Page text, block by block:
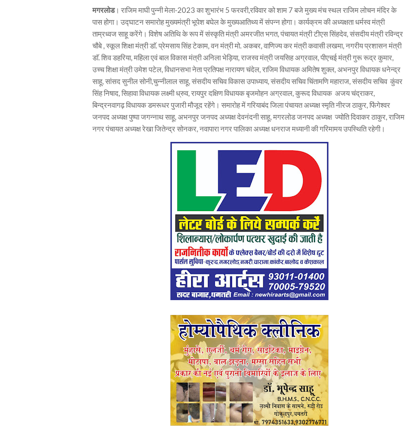
मगरलोड। राजिम माघी पुन्नी मेला-2023 का शुभारंभ 5 फरवरी,रविवार को शाम 7 बजे मुख्य मंच स्थल राजिम लोचन मंदिर के
पास होगा। उद्घाटन समारोह मुख्यमंत्री भूपेश बघेल के मुख्यआतिथ्य में संपन्न होगा। कार्यक्रम की अध्यक्षता धर्मस्व मंत्री
ताम्रध्वज साहू करेंगे। विशेष अतिथि के रूप में संस्कृति मंत्री अमरजीत भगत, पंचायत मंत्री टीएस सिंहदेव, संसदीय मंत्री रविन्द्र
चौबे , स्कूल शिक्षा मंत्री डाॅ. प्रेमसाय सिंह टेकाम, वन मंत्री मो. अकबर, वाणिज्य कर मंत्री कवासी लखमा, नगरीय प्रशासन मंत्री
डाॅ. शिव डहरिया, महिला एवं बाल विकास मंत्री अनिला भेड़िया, राजस्व मंत्री जयसिह अग्रवाल, पीएचई मंत्री गुरू रूद्र कुमार,
उच्च शिक्षा मंत्री उमेश पटेल, विधानसभा नेता प्रतिपक्ष नारायण चंदेल, राजिम विधायक अमितेष शुक्ल, अभनपुर विधायक धनेन्द्र
साहू, सांसद सुनील सोनी,चुन्नीलाल साहू, संसदीय सचिव विकास उपाध्याय, संसदीय सचिव चिंतामणि महाराज, संसदीय सचिव कुंवर
सिंह निषाद, सिहावा विधायक लक्ष्मी ध्रुव, रायपुर दक्षिण विधायक बृजमोहन अग्रवाल, कुरूद विधायक अजय चंद्राकर,
बिन्द्रनवागढ़ विधायक डमरूधर पुजारी मौजूद रहेंगे। समारोह में गरियाबंद जिला पंचायत अध्यक्ष स्मृति नीरज ठाकुर, फिंगेश्वर
जनपद अध्यक्ष पुष्पा जगन्नाथ साहू, अभनपुर जनपद अध्यक्ष देवनंदनी साहू, मगरलोड जनपद अध्यक्ष ज्योति दिवाकर ठाकुर, राजिम
नगर पंचायत अध्यक्ष रेखा जितेन्द्र सोनकर, नवापारा नगर पालिका अध्यक्ष धनराज मध्यानी की गरिमामय उपस्थिति रहेगी।